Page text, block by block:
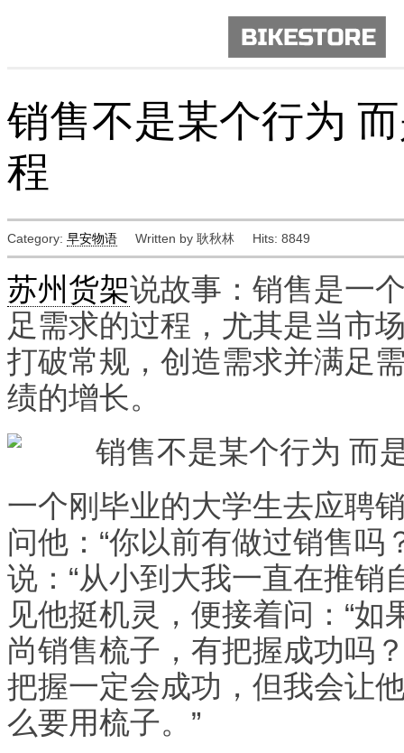
销售不是某个行为
程
Category: 早安物语 Written by 耿秋林 Hits: 8849
苏州货架说故事：销售是一
足需求的过程，尤其是当市
打破常规，创造需求并满足
绩的增长。
一个刚毕业的大学生去应聘
问他：“你以前有做过销售吗
说：“从小到大我一直在推销
见他挺机灵，便接着问：“如
尚销售梳子，有把握成功吗
把握一定会成功，但我会让
么要用梳子。”